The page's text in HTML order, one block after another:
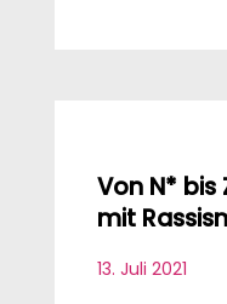
Von N* bis
mit
13. Juli 2021